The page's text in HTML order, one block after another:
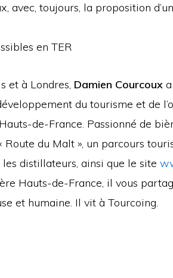
avec, toujours, la proposition
en TER
et à Londres, Damien Courcoux
du tourisme et de
de-France. Passionné de
du Malt », un parcours
distillateurs, ainsi que le site
Hauts-de-France, il vous
et humaine. Il vit à Tourcoing.